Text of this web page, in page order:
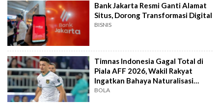
Bank Jakarta Resmi Ganti Alamat
Situs, Dorong Transformasi Digital
BISNIS
Timnas Indonesia Gagal Total di
Piala AFF 2026, Wakil Rakyat
Ingatkan Bahaya Naturalisasi
Instan
BOLA